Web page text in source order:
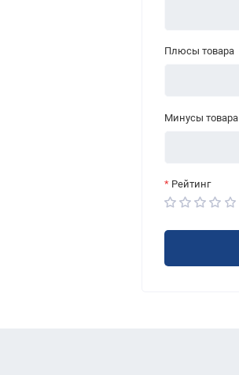
Плюсы товара
Минусы товара
Рейтинг